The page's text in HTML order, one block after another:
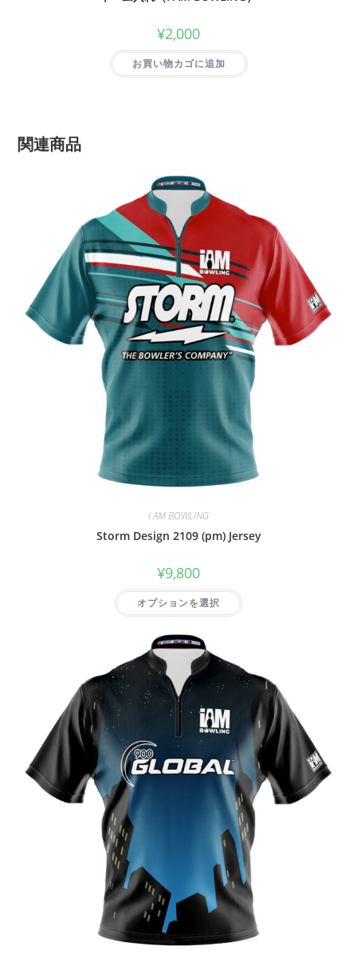
¥2,000
お買い物カゴに追加
関連商品
I AM BOWLING
Storm Design 2109 (pm) Jersey
¥9,800
オプションを選択